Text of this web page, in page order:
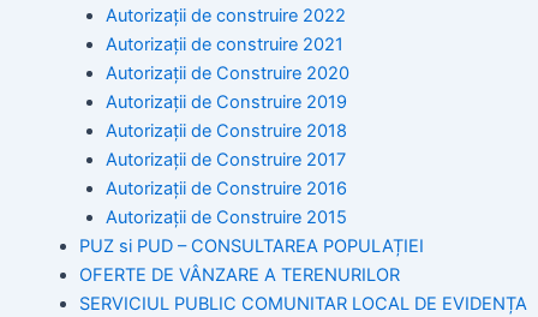
Autorizații de construire 2022
Autorizații de construire 2021
Autorizații de Construire 2020
Autorizații de Construire 2019
Autorizaţii de Construire 2018
Autorizaţii de Construire 2017
Autorizaţii de Construire 2016
Autorizaţii de Construire 2015
PUZ si PUD – CONSULTAREA POPULAȚIEI
OFERTE DE VÂNZARE A TERENURILOR
SERVICIUL PUBLIC COMUNITAR LOCAL DE EVIDENȚA